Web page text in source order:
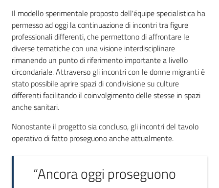
Il modello sperimentale proposto dell'équipe specialistica ha
permesso ad oggi la continuazione di incontri tra figure
professionali differenti, che permettono di affrontare le
diverse tematiche con una visione interdisciplinare
rimanendo un punto di riferimento importante a livello
circondariale. Attraverso gli incontri con le donne migranti è
stato possibile aprire spazi di condivisione su culture
differenti facilitando il coinvolgimento delle stesse in spazi
anche sanitari.
Nonostante il progetto sia concluso, gli incontri del tavolo
operativo di fatto proseguono anche attualmente.
“Ancora oggi proseguono